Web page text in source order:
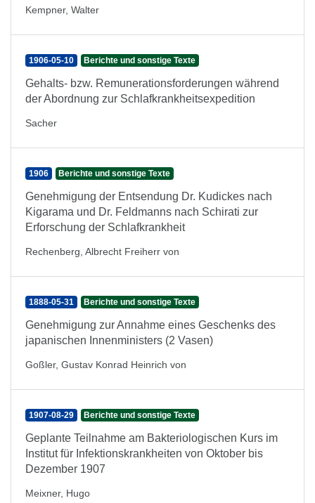
Kempner, Walter
1906-05-10 Berichte und sonstige Texte
Gehalts- bzw. Remunerationsforderungen während
der Abordnung zur Schlafkrankheitsexpedition
Sacher
1906 Berichte und sonstige Texte
Genehmigung der Entsendung Dr. Kudickes nach
Kigarama und Dr. Feldmanns nach Schirati zur
Erforschung der Schlafkrankheit
Rechenberg, Albrecht Freiherr von
1888-05-31 Berichte und sonstige Texte
Genehmigung zur Annahme eines Geschenks des
japanischen Innenministers (2 Vasen)
Goßler, Gustav Konrad Heinrich von
1907-08-29 Berichte und sonstige Texte
Geplante Teilnahme am Bakteriologischen Kurs im
Institut für Infektionskrankheiten von Oktober bis
Dezember 1907
Meixner, Hugo